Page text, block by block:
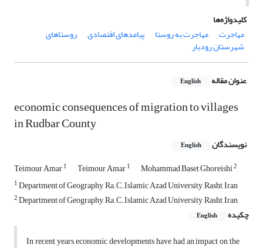
کلیدواژه‌ها
مهاجرت
مهاجرت به روستا پیامدهای اقتصادی روستاهای
شهرستان رودبار
عنوان مقاله English
economic consequences of migration to villages
in Rudbar County
نویسندگان English
Teimour Amar1 Teimour Amar1 Mohammad Baset Ghoreishi2
1Department of Geography, Ra.C.,Islamic Azad University, Rasht, Iran
2Department of Geography, Ra.C.,Islamic Azad University, Rasht, Iran
چکیده
English
In recent years, economic developments have had an impact on the